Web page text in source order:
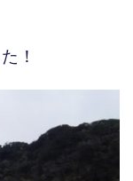
！